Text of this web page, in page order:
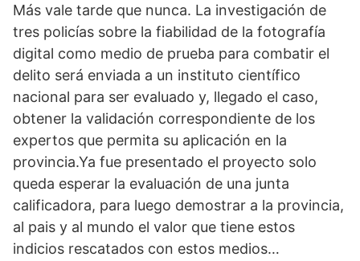
t
A
p
p
w
t
t
e
r
e
g
r
a
m
k
e
d
I
n
e
o
o
k
Más vale tarde que nunca. La investigación de
tres policías sobre la fiabilidad de la fotografía
digital como medio de prueba para combatir el
delito será enviada a un instituto científico
nacional para ser evaluado y, llegado el caso,
obtener la validación correspondiente de los
expertos que permita su aplicación en la
provincia.Ya fue presentado el proyecto solo
queda esperar la evaluación de una junta
calificadora, para luego demostrar a la provincia,
al pais y al mundo el valor que tiene estos
indicios rescatados con estos medios…